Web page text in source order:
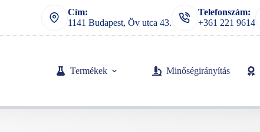
Cím:
1141 Budapest, Öv utca 43.
Telefonszám:
+361 221 9614
Termékek Minőségirányítás